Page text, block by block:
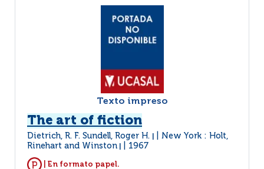
Texto impreso
The art of fiction
Dietrich, R. F. Sundell, Roger H.
New York : Holt,
Rinehart and Winston
1967
| En formato papel.